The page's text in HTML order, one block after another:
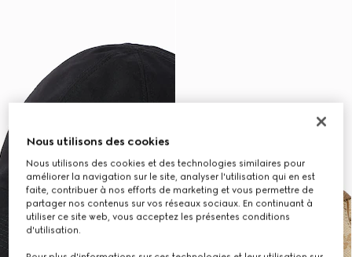
Nous utilisons des cookies
Nous utilisons des cookies et des technologies similaires pour
améliorer la navigation sur le site, analyser l'utilisation qui en est
faite, contribuer à nos efforts de marketing et vous permettre de
partager nos contenus sur vos réseaux sociaux. En continuant à
utiliser ce site web, vous acceptez les présentes conditions
d'utilisation.